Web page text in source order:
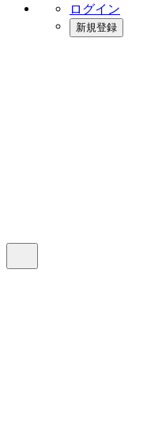
ログイン
新規登録